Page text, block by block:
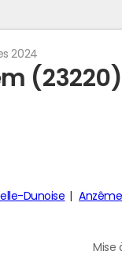
2024
(23220)
Dunoise Anzême
Mise